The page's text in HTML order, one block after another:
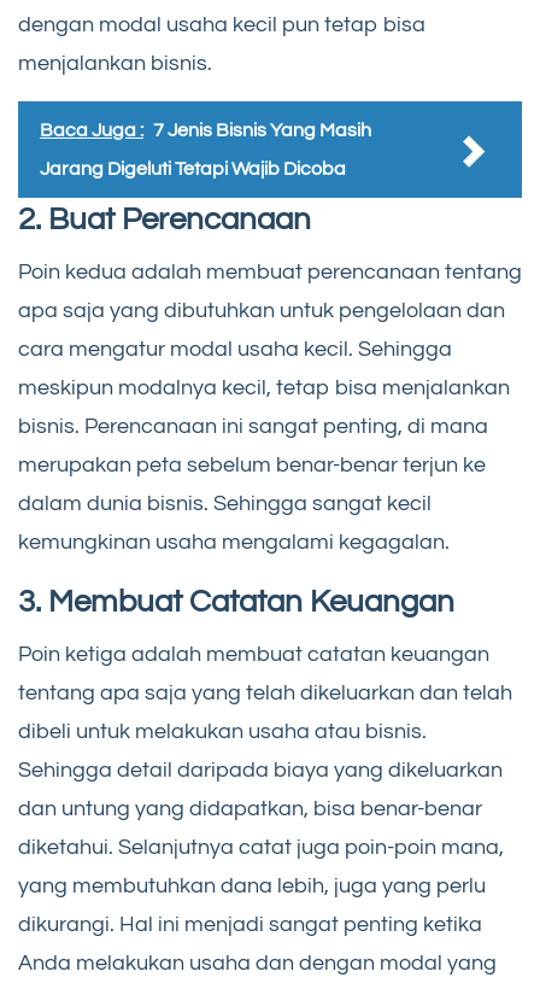
dengan modal usaha kecil pun tetap bisa
menjalankan bisnis.
Baca Juga : 7 Jenis Bisnis Yang Masih
Jarang Digeluti Tetapi Wajib Dicoba
2. Buat Perencanaan
Poin kedua adalah membuat perencanaan tentang
apa saja yang dibutuhkan untuk pengelolaan dan
cara mengatur modal usaha kecil. Sehingga
meskipun modalnya kecil, tetap bisa menjalankan
bisnis. Perencanaan ini sangat penting, di mana
merupakan peta sebelum benar-benar terjun ke
dalam dunia bisnis. Sehingga sangat kecil
kemungkinan usaha mengalami kegagalan.
3. Membuat Catatan Keuangan
Poin ketiga adalah membuat catatan keuangan
tentang apa saja yang telah dikeluarkan dan telah
dibeli untuk melakukan usaha atau bisnis.
Sehingga detail daripada biaya yang dikeluarkan
dan untung yang didapatkan, bisa benar-benar
diketahui. Selanjutnya catat juga poin-poin mana,
yang membutuhkan dana lebih, juga yang perlu
dikurangi. Hal ini menjadi sangat penting ketika
Anda melakukan usaha dan dengan modal yang